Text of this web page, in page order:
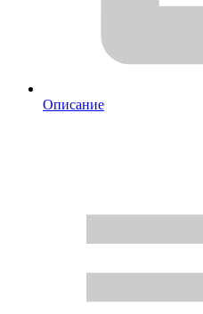
Описание